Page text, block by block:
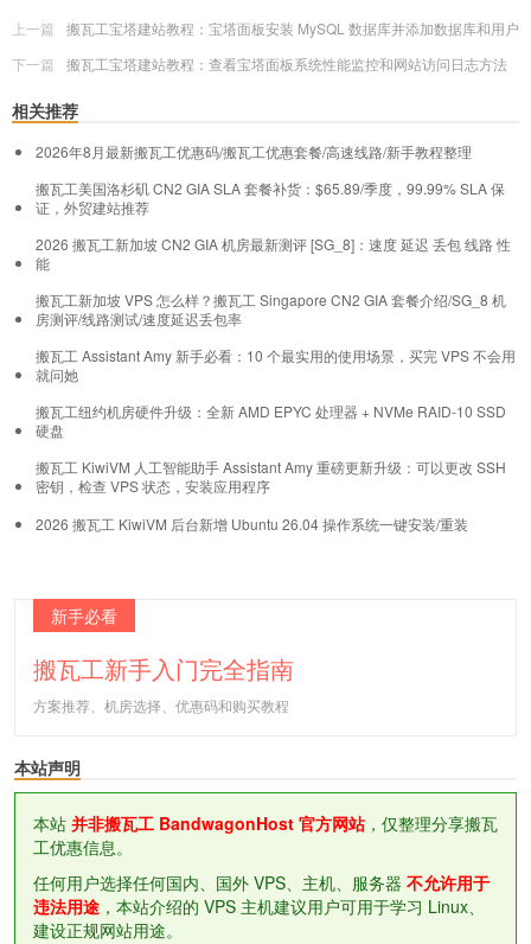
上一篇
搬瓦工宝塔建站教程：宝塔面板安装 MySQL 数据库并添加数据库和用户
下一篇
搬瓦工宝塔建站教程：查看宝塔面板系统性能监控和网站访问日志方法
相关推荐
2026年8月最新搬瓦工优惠码/搬瓦工优惠套餐/高速线路/新手教程整理
搬瓦工美国洛杉矶 CN2 GIA SLA 套餐补货：$65.89/季度，99.99% SLA 保
证，外贸建站推荐
2026 搬瓦工新加坡 CN2 GIA 机房最新测评 [SG_8]：速度 延迟 丢包 线路 性
能
搬瓦工新加坡 VPS 怎么样？搬瓦工 Singapore CN2 GIA 套餐介绍/SG_8 机
房测评/线路测试/速度延迟丢包率
搬瓦工 Assistant Amy 新手必看：10 个最实用的使用场景，买完 VPS 不会用
就问她
搬瓦工纽约机房硬件升级：全新 AMD EPYC 处理器 + NVMe RAID-10 SSD
硬盘
搬瓦工 KiwiVM 人工智能助手 Assistant Amy 重磅更新升级：可以更改 SSH
密钥，检查 VPS 状态，安装应用程序
2026 搬瓦工 KiwiVM 后台新增 Ubuntu 26.04 操作系统一键安装/重装
新手必看
搬瓦工新手入门完全指南
方案推荐、机房选择、优惠码和购买教程
本站声明
本站 并非搬瓦工 BandwagonHost 官方网站，仅整理分享搬瓦
工优惠信息。
任何用户选择任何国内、国外 VPS、主机、服务器 不允许用于
违法用途 ，本站介绍的 VPS 主机建议用户可用于学习 Linux、
建设正规网站用途。